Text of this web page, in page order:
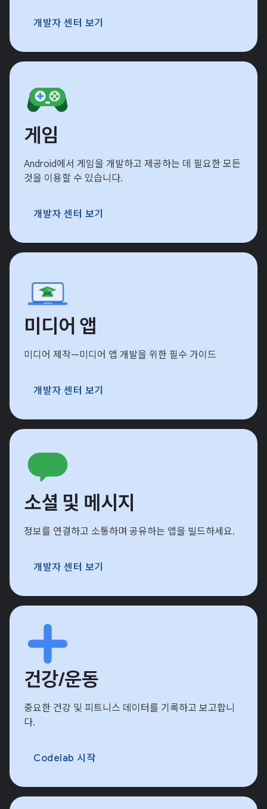
개발자 센터 보기
게임
Android에서 게임을 개발하고 제공하는 데 필요한 모든
것을 이용할 수 있습니다.
개발자 센터 보기
미디어 앱
미디어 제작—미디어 앱 개발을 위한 필수 가이드
개발자 센터 보기
소셜 및 메시지
정보를 연결하고 소통하며 공유하는 앱을 빌드하세요.
개발자 센터 보기
건강/운동
중요한 건강 및 피트니스 데이터를 기록하고 보고합니
다.
Codelab 시작